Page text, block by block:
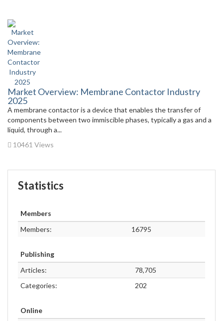
Market Overview: Membrane Contactor Industry
2025
A membrane contactor is a device that enables the transfer of
components between two immiscible phases, typically a gas and a
liquid, through a...
10461 Views
Statistics
Members
Members:
16795
Publishing
Articles:
78,705
Categories:
202
Online